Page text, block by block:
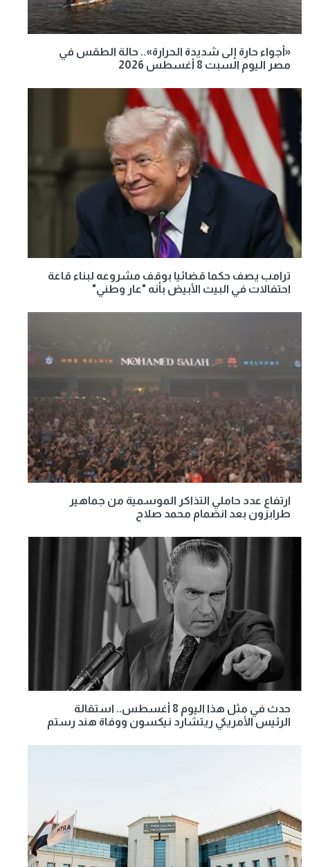
«أجواء حارة إلى شديدة الحرارة».. حالة الطقس في
مصر اليوم السبت 8 أغسطس 2026
ترامب يصف حكما قضائيا بوقف مشروعه لبناء قاعة
احتفالات في البيت الأبيض بأنه "عار وطني"
ارتفاع عدد حاملي التذاكر الموسمية من جماهير
طرابزون بعد انضمام محمد صلاح
حدث في مثل هذا اليوم 8 أغسطس.. استقالة
الرئيس الأمريكي ريتشارد نيكسون ووفاة هند رستم